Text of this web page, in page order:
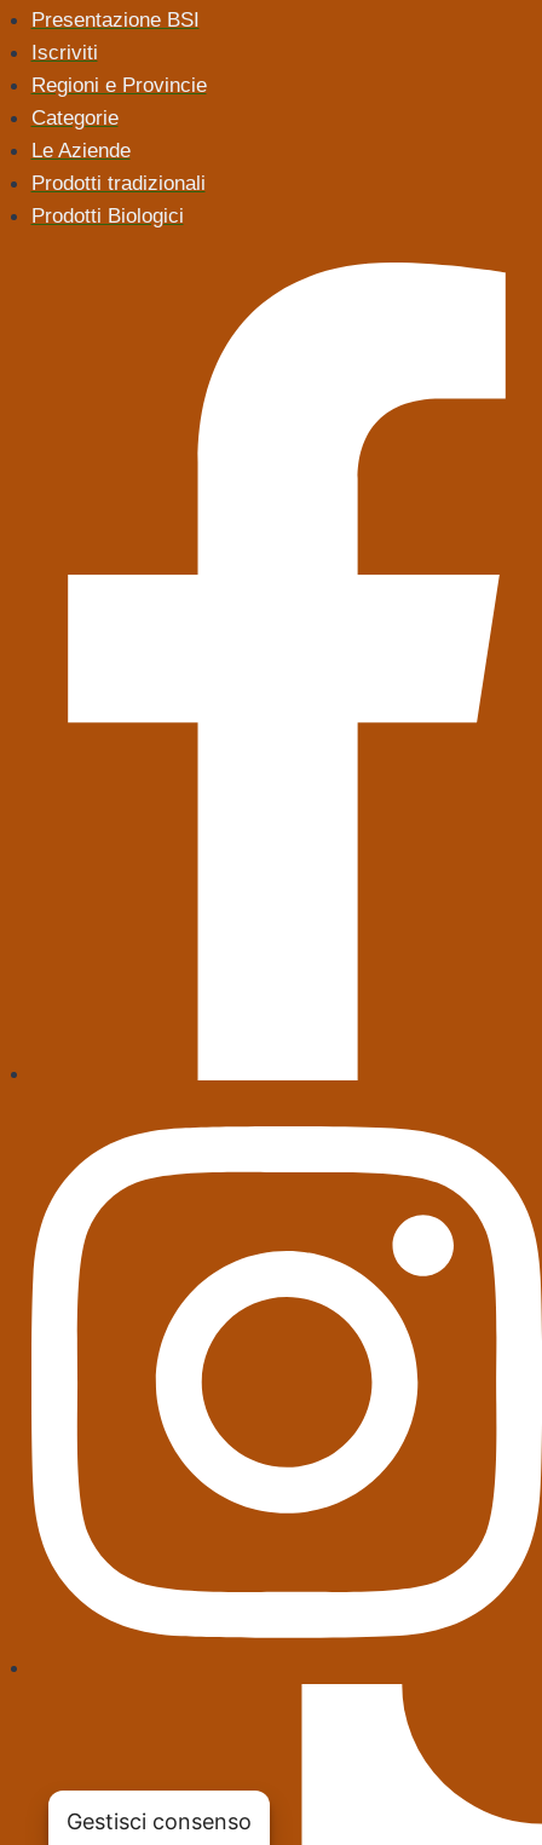
Presentazione BSI
Iscriviti
Regioni e Provincie
Categorie
Le Aziende
Prodotti tradizionali
Prodotti Biologici
Gestisci consenso